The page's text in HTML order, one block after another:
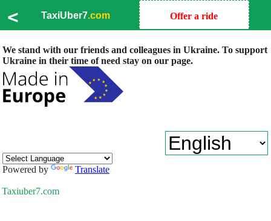
< TaxiUber7.com Offer a ride
We stand with our friends and colleagues in Ukraine. To support
Ukraine in their time of need stay on our page.
Powered by Translate
Taxiuber7.com